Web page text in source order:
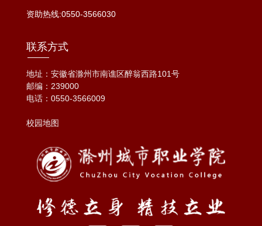
资助热线:0550-3566030
联系方式
地址：安徽省滁州市南谯区醉翁西路101号
邮编：239000
电话： 0550-3566009
校园地图